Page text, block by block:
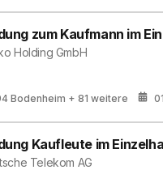
zum Kaufmann im
Holding GmbH
Bodenheim + 81 weitere
Kaufleute im
Telekom AG